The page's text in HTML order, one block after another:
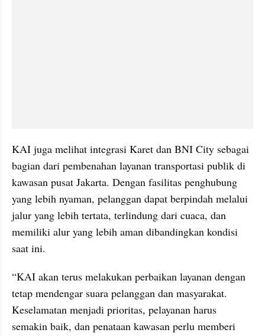
KAI juga melihat integrasi Karet dan BNI City sebagai
bagian dari pembenahan layanan transportasi publik di
kawasan pusat Jakarta. Dengan fasilitas penghubung
yang lebih nyaman, pelanggan dapat berpindah melalui
jalur yang lebih tertata, terlindung dari cuaca, dan
memiliki alur yang lebih aman dibandingkan kondisi
saat ini.
“KAI akan terus melakukan perbaikan layanan dengan
tetap mendengar suara pelanggan dan masyarakat.
Keselamatan menjadi prioritas, pelayanan harus
semakin baik, dan penataan kawasan perlu memberi